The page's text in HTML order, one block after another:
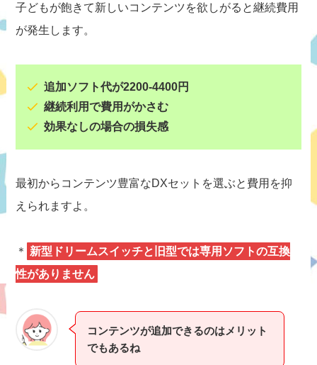
子どもが飽きて新しいコンテンツを欲しがると継続費用
が発生します。
追加ソフト代が2200-4400円
継続利用で費用がかさむ
効果なしの場合の損失感
最初からコンテンツ豊富なDXセットを選ぶと費用を抑
えられますよ。
＊ 新型ドリームスイッチと旧型では専用ソフトの互換
性がありません
コンテンツが追加できるのはメリット
でもあるね